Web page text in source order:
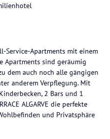
Service-Apartments mit einem
Apartments sind geräumig
dem auch noch alle gängigen
anderem Verpflegung. Mit
2 Bars und 1
ALGARVE die perfekte
und Privatsphäre